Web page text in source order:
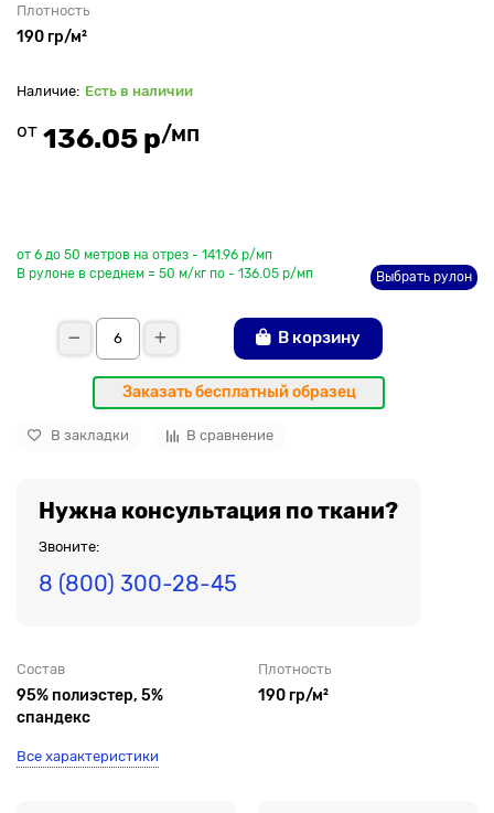
Плотность
190 гр/м²
Есть в наличии
от 136.05 р/мп
от 6 до 50 метров на отрез - 141.96 р/мп
В рулоне в среднем = 50 м/кг по - 136.05 р/мп
Выбрать рулон
В корзину
Заказать бесплатный образец
В закладки В сравнение
Нужна консультация по ткани?
Звоните:
8 (800) 300-28-45
Состав
95% полиэстер, 5%
спандекс
Плотность
190 гр/м²
Все характеристики